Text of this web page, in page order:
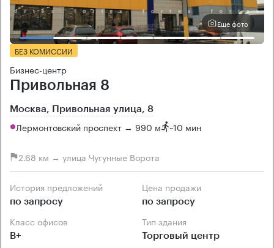
Еще фото
БЕЗ КОМИССИИ
Бизнес-центр
Привольная 8
Москва, Привольная улица, 8
Лермонтовский проспект → 990 м ~10 мин
2.68 км → улица Чугунные Ворота
История предложений
по запросу
Цена продажи
по запросу
Класс офисов
B+
Тип здания
Торговый центр